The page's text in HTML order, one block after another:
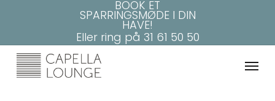
BOOK ET
SPARRINGSMØDE I DIN
HAVE!
Eller ring på 31 61 50 50
Menu